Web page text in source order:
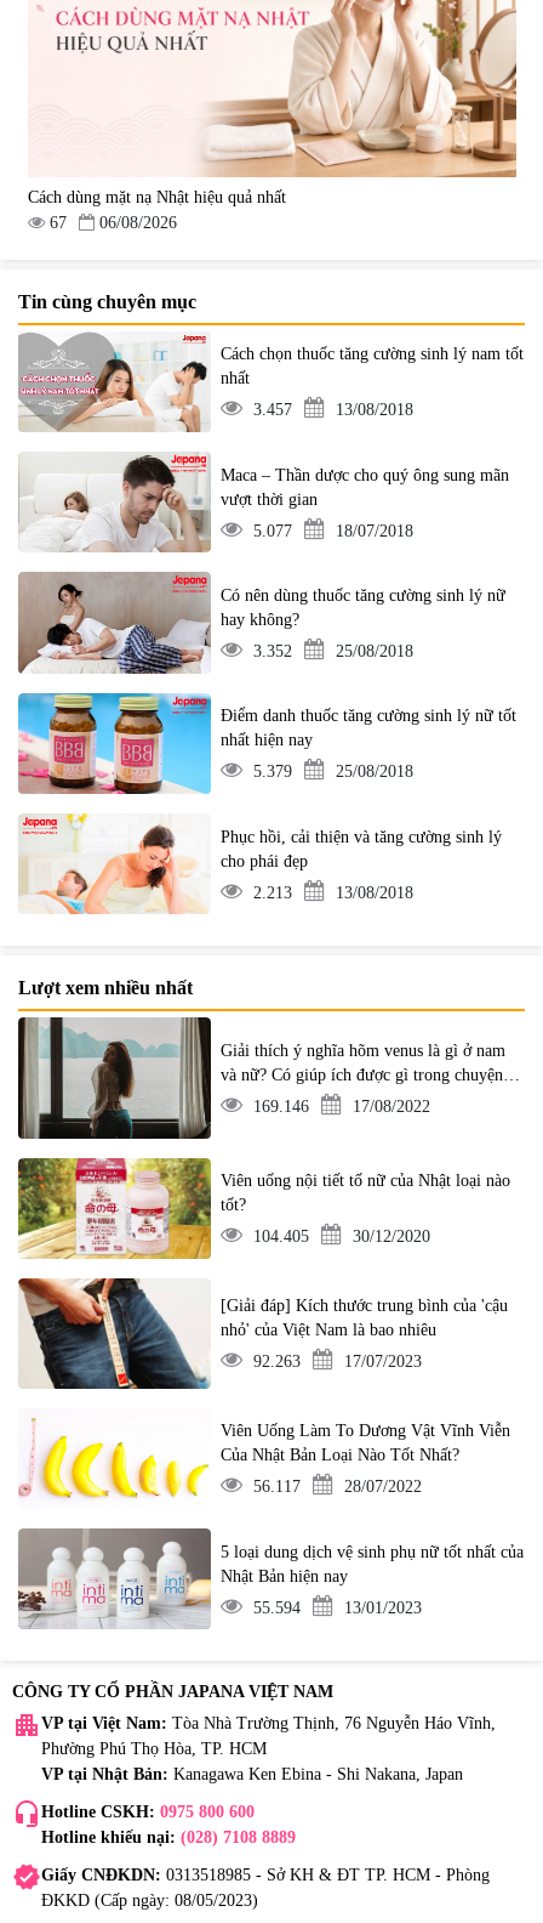
Cách dùng mặt nạ Nhật hiệu quả nhất
67
06/08/2026
Tin cùng chuyên mục
Cách chọn thuốc tăng cường sinh lý nam tốt
nhất
3.457
13/08/2018
Maca – Thần dược cho quý ông sung mãn
vượt thời gian
5.077
18/07/2018
Có nên dùng thuốc tăng cường sinh lý nữ
hay không?
3.352
25/08/2018
Điểm danh thuốc tăng cường sinh lý nữ tốt
nhất hiện nay
5.379
25/08/2018
Phục hồi, cải thiện và tăng cường sinh lý
cho phái đẹp
2.213
13/08/2018
Lượt xem nhiều nhất
Giải thích ý nghĩa hõm venus là gì ở nam
và nữ? Có giúp ích được gì trong chuyện ấy
không?169.146 17/08/2022
Viên uống nội tiết tố nữ của Nhật loại nào
tốt?
104.405
30/12/2020
[Giải đáp] Kích thước trung bình của 'cậu
nhỏ' của Việt Nam là bao nhiêu
92.263
17/07/2023
Viên Uống Làm To Dương Vật Vĩnh Viễn
Của Nhật Bản Loại Nào Tốt Nhất?
56.117
28/07/2022
5 loại dung dịch vệ sinh phụ nữ tốt nhất của
Nhật Bản hiện nay
55.594
13/01/2023
CÔNG TY CỔ PHẦN JAPANA VIỆT NAM
apartment VP tại Việt Nam: Tòa Nhà Trường Thịnh, 76 Nguyễn Háo Vĩnh,
Phường Phú Thọ Hòa, TP. HCM
VP tại Nhật Bản: Kanagawa Ken Ebina - Shi Nakana, Japan
headset_mic Hotline CSKH: 0975 800 600
Hotline khiếu nại: (028) 7108 8889
verifiedGiấy CNĐKDN: 0313518985 - Sở KH & ĐT TP. HCM - Phòng
ĐKKD (Cấp ngày: 08/05/2023)